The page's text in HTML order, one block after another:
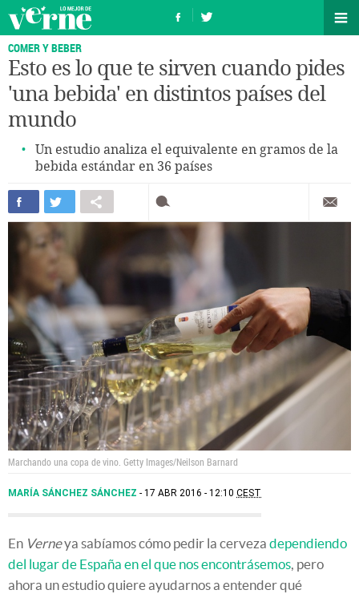
COMER Y BEBER
Esto es lo que te sirven cuando pides
'una bebida' en distintos países del
mundo
Un estudio analiza el equivalente en gramos de la
bebida estándar en 36 países
Marchando una copa de vino. Getty Images/Neilson Barnard
MARÍA SÁNCHEZ SÁNCHEZ 17 ABR 2016 - 12:10 CEST
En Verneya sabíamos cómo pedir la cerveza dependiendo
del lugar de España en el que nos encontrásemos, pero
ahora un estudio quiere ayudarnos a entender qué